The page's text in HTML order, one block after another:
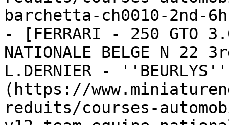
barchetta-ch0010-2nd-
- [FERRARI - 250 GTO
NATIONALE BELGE N 22
L.DERNIER -
(https://
reduits/courses-